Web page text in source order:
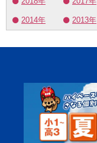
2014年 2013年